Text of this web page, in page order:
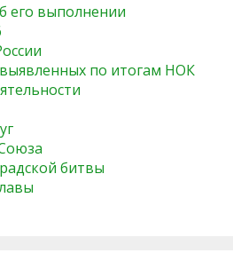
его выполнении
по итогам НОК
битвы